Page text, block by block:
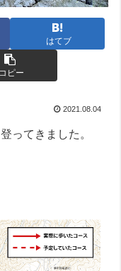
はてブ
コピー
2021.08.04
ってきました。